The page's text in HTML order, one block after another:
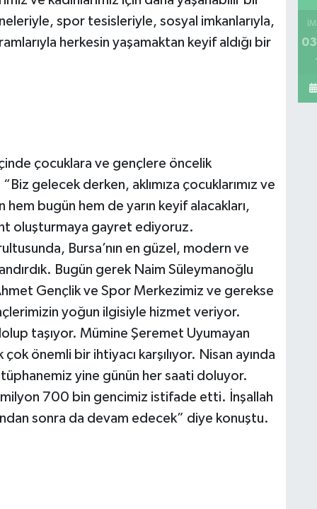
spor tesisleriyle, sosyal imkanlarıyla,
herkesin yaşamaktan keyif aldığı bir
çocuklara ve gençlere öncelik
gelecek derken, aklımıza çocuklarımız ve
bugün hem de yarın keyif alacakları,
oluşturmaya gayret ediyoruz.
Bursa’nın en güzel, modern ve
Bugün gerek Naim Süleymanoğlu
Gençlik ve Spor Merkezimiz ve gerekse
yoğun ilgisiyle hizmet veriyor.
taşıyor. Mümine Şeremet Uyumayan
önemli bir ihtiyacı karşılıyor. Nisan ayında
yine günün her saati doluyor.
700 bin gencimiz istifade etti. İnşallah
sonra da devam edecek” diye konuştu.